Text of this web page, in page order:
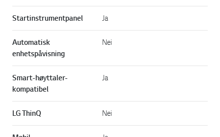
Startinstrumentpanel Ja
Automatisk
enhetspåvisning
Nei
Smart-høyttaler-
kompatibel
Ja
LG ThinQ Nei